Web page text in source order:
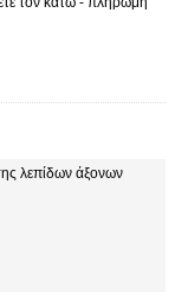
λεπίδων άξονων